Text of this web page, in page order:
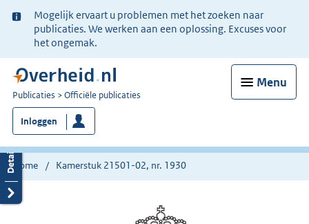
Ter
informatie:
Mogelijk ervaart u problemen met het zoeken naar
publicaties. We werken aan een oplossing. Excuses voor
het ongemak.
Menu
U
bent
nu
hier:
Publicaties Officiële publicaties
Inloggen
Home Kamerstuk 21501-02, nr. 1930